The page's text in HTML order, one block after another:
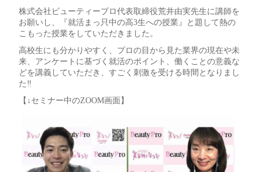
株式会社ビューティープロ代表取締役荒井由実先生に講師を
お願いし、『就活まっ只中の高3生への授業』と題して熱の
こもった授業をしていただきました。
高校生にも分かりやすく、プロの目から見た業界の現在や未
来、アンケートに基づく就活のポイント、働くことの意義な
どを講義していただき、すごく刺激を受ける時間となりまし
た‼
【↓セミナー中のZOOM画面】